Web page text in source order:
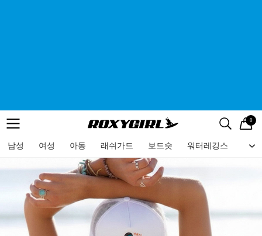
메뉴 검색
로고 0
남성 여성 아동 래쉬가드 보드숏 워터레깅스 비
메뉴